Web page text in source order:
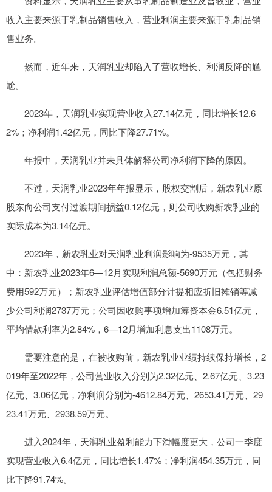
收入主要来源于乳制品销售收入，营业利润主要来源于乳制品销
售业务。
然而，近年来，天润乳业却陷入了营收增长、利润反降的尴
尬。
2023年，天润乳业实现营业收入27.14亿元，同比增长12.6
2%；净利润1.42亿元，同比下降27.71%。
年报中，天润乳业并未具体解释公司净利润下降的原因。
不过，天润乳业2023年年报显示，股权交割后，新农乳业原
股东向公司支付过渡期间损益0.12亿元，则公司收购新农乳业的
实际成本为3.14亿元。
2023年，新农乳业对天润乳业利润影响为-9535万元，其
中：新农乳业2023年6—12月实现利润总额-5690万元（包括财务
费用592万元）；新农乳业评估增值部分计提相应折旧摊销等减
少公司利润2737万元；公司因收购事项增加筹资本金6.51亿元，
平均借款利率为2.84%，6—12月增加利息支出1108万元。
需要注意的是，在被收购前，新农乳业业绩持续保持增长，2
019年至2022年，公司营业收入分别为2.32亿元、2.67亿元、3.23
亿元、3.06亿元，净利润分别为-4612.84万元、2653.41万元、29
23.41万元、2938.59万元。
进入2024年，天润乳业盈利能力下滑幅度更大，公司一季度
实现营业收入6.4亿元，同比增长1.47%；净利润454.35万元，同
比下降91.74%。